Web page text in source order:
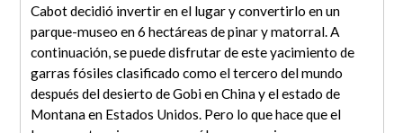
Cabot decidió invertir en el lugar y convertirlo en un
parque-museo en 6 hectáreas de pinar y matorral. A
continuación, se puede disfrutar de este yacimiento de
garras fósiles clasificado como el tercero del mundo
después del desierto de Gobi en China y el estado de
Montana en Estados Unidos. Pero lo que hace que el